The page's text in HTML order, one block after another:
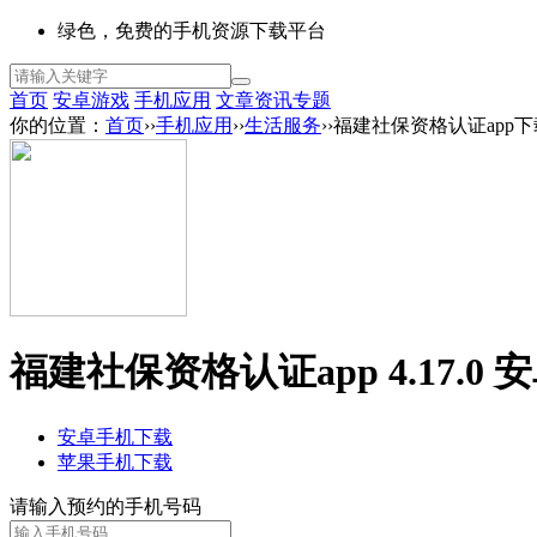
绿色，免费的手机资源下载平台
首页 安卓游戏 手机应用 文章资讯专题
你的位置： 首页››手机应用 ››生活服务››福建社保资格认证app下
福建社保资格认证app 4.17.0
安卓手机下载
苹果手机下载
请输入预约的手机号码